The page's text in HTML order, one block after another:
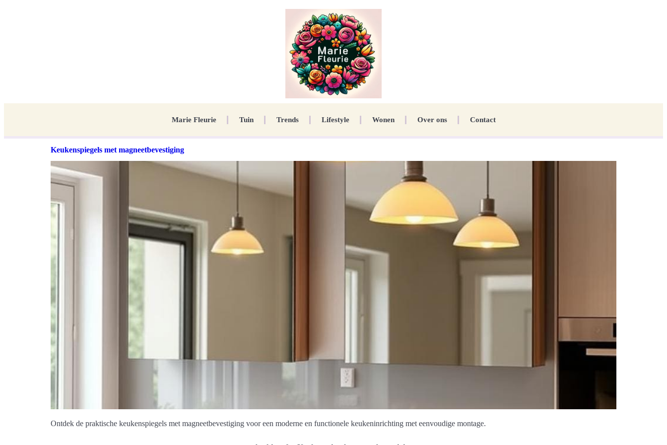
Marie Fleurie Tuin Trends Lifestyle Wonen Over ons Contact
Keukenspiegels met magneetbevestiging
Ontdek de praktische keukenspiegels met magneetbevestiging voor een moderne en functionele keukeninrichting met eenvoudige montage.